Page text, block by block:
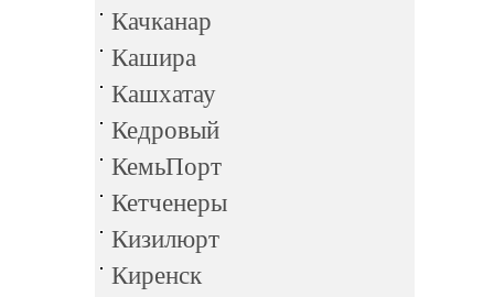
Качканар
Кашира
Кашхатау
Кедровый
КемьПорт
Кетченеры
Кизилюрт
Киренск